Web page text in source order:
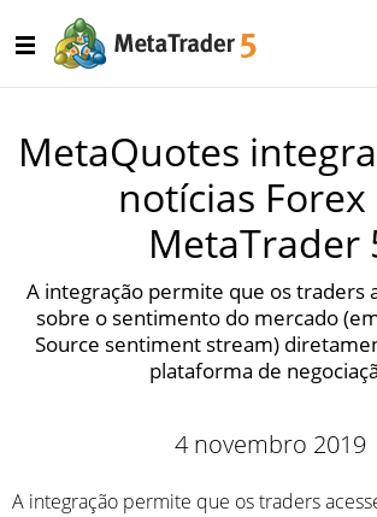
MetaQuotes
notícias
MetaTrader
A integração permite que os traders
sobre o sentimento do mercado
Source sentiment stream)
plataforma de
4 novembro 2019
A integração permite que os traders